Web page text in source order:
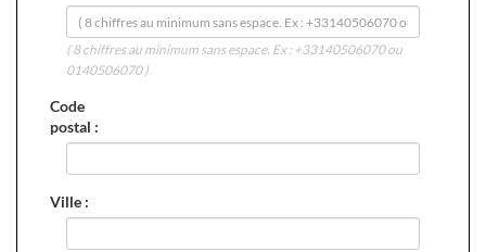
( 8 chiffres au minimum sans espace. Ex : +33140506070 ou
0140506070 )
Code
postal :
Ville :